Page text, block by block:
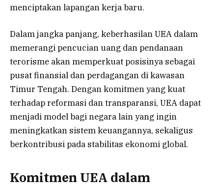
menciptakan lapangan kerja baru.
Dalam jangka panjang, keberhasilan UEA dalam
memerangi pencucian uang dan pendanaan
terorisme akan memperkuat posisinya sebagai
pusat finansial dan perdagangan di kawasan
Timur Tengah. Dengan komitmen yang kuat
terhadap reformasi dan transparansi, UEA dapat
menjadi model bagi negara lain yang ingin
meningkatkan sistem keuangannya, sekaligus
berkontribusi pada stabilitas ekonomi global.
Komitmen UEA dalam